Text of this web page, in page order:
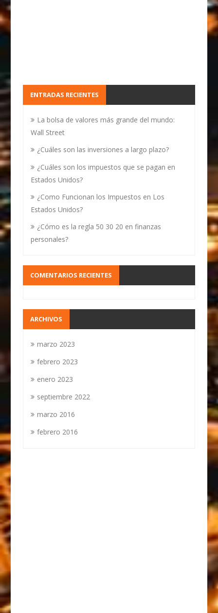
ENTRADAS RECIENTES
La bolsa de valores más grande del mundo:
Wall Street
¿Cuáles son las inversiones a largo plazo?
¿Cuáles son los impuestos que se pagan en
Estados Unidos?
¿Como Funcionan los Impuestos en Los
Estados Unidos?
¿Cómo es la regla 50 30 20 en finanzas
personales?
COMENTARIOS RECIENTES
ARCHIVOS
marzo 2023
febrero 2023
enero 2023
septiembre 2022
marzo 2016
febrero 2016